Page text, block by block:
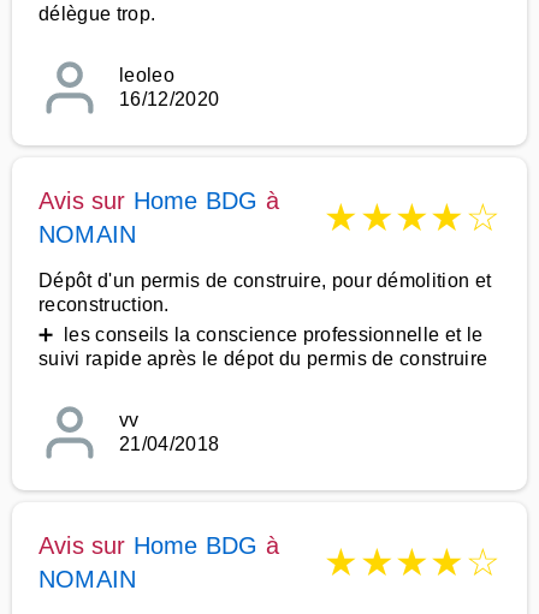
délègue trop.
leoleo
16/12/2020
Avis sur Home BDG à
NOMAIN
★★★★☆
Dépôt d'un permis de construire, pour démolition et
reconstruction.
➕ les conseils la conscience professionnelle et le
suivi rapide après le dépot du permis de construire
vv
21/04/2018
Avis sur Home BDG à
NOMAIN
★★★★☆